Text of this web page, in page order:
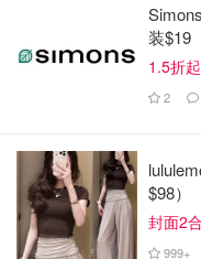
这是大学校园的雪景
我当初也是挺搞笑，
雪❄️
记得有一年去滑雪，摔
哈哈哈我对雪地有着属
装$19
1.5折
2
$98）
封面2
999+